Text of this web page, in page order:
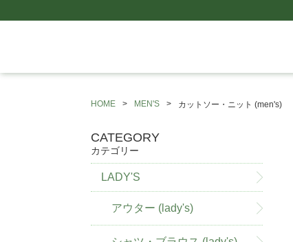
HOME MEN'S カットソー・ニット (men's)
CATEGORY
カテゴリー
LADY'S
アウター (lady's)